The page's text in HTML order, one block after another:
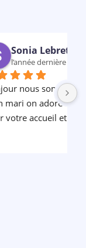
fille et
merci
bientôt